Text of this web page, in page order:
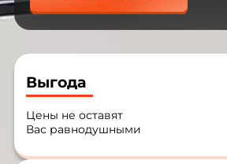
Выгода
Цены не оставят
Вас равнодушными